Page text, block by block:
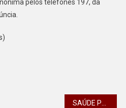
pelos telefones 197, da